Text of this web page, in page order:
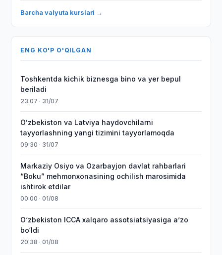
Barcha valyuta kurslari →
ENG KO'P O'QILGAN
Toshkentda kichik biznesga bino va yer bepul
beriladi
23:07 · 31/07
Oʻzbekiston va Latviya haydovchilarni
tayyorlashning yangi tizimini tayyorlamoqda
09:30 · 31/07
Markaziy Osiyo va Ozarbayjon davlat rahbarlari
“Boku” mehmonxonasining ochilish marosimida
ishtirok etdilar
00:00 · 01/08
O‘zbekiston ICCA xalqaro assotsiatsiyasiga aʼzo
bo‘ldi
20:38 · 01/08